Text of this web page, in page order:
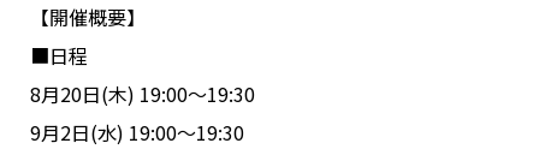
【開催概要】
■日程
8月20日(木) 19:00～19:30
9月2日(水) 19:00～19:30